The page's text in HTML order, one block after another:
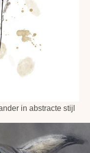
in abstracte stijl